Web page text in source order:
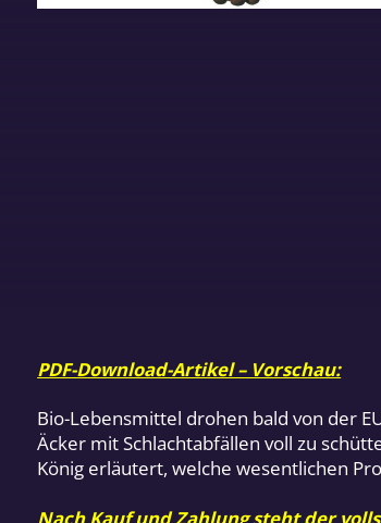
PDF-Download-Artikel – Vorschau:
Bio-Lebensmittel drohen bald von der
Äcker mit Schlachtabfällen voll zu
König erläutert, welche wesentlichen
Nach Kauf und Zahlung steht der